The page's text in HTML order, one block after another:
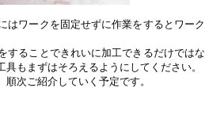
はワークを固定せずに作業をするとワーク
することできれいに加工できるだけではな
もまずはそろえるようにしてください。
次ご紹介していく予定です。